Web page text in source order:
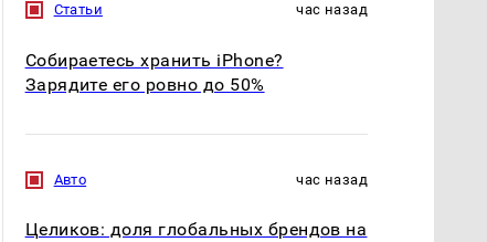
Статьи час назад
Собираетесь хранить iPhone?
Зарядите его ровно до 50%
Авто час назад
Целиков: доля глобальных брендов на